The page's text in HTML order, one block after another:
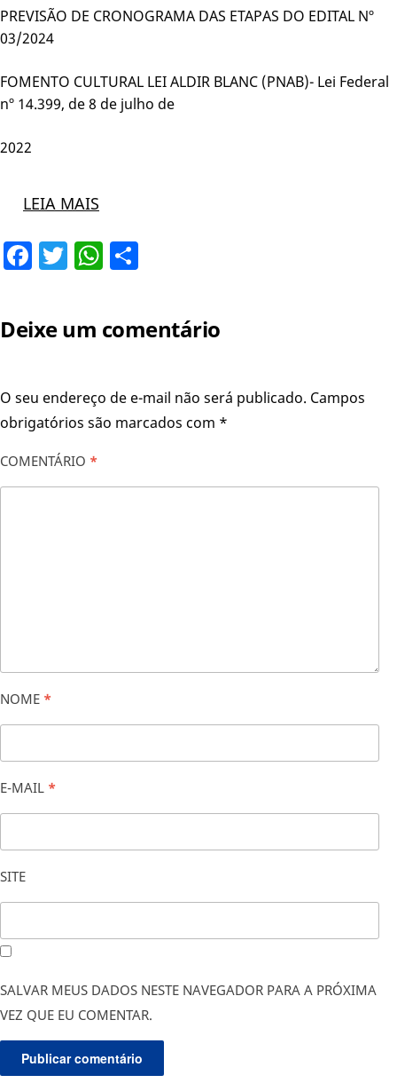
PREVISÃO DE CRONOGRAMA DAS ETAPAS DO EDITAL Nº
03/2024
FOMENTO CULTURAL LEI ALDIR BLANC (PNAB)- Lei Federal
nº 14.399, de 8 de julho de
2022
LEIA MAIS
Facebook
TwitterWhatsApp
Deixe um comentário
O seu endereço de e-mail não será publicado. Campos
obrigatórios são marcados com *
COMENTÁRIO *
NOME *
E-MAIL *
SITE
SALVAR MEUS DADOS NESTE NAVEGADOR PARA A PRÓXIMA
VEZ QUE EU COMENTAR.